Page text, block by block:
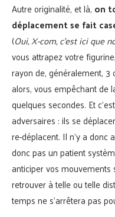
Autre originalité, et là, on
déplacement se fait
(Oui, X-com, c’est ici que
vous attrapez votre
rayon de, généralement,
alors, vous empêchant de
quelques secondes. Et
adversaires : ils se
re-déplacent. Il n’y a
donc pas un patient
anticiper vos
retrouver à telle ou telle
temps ne s’arrêtera pas